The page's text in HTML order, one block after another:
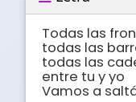
Todas las
todas las
todas las
entre tu y yo
Vamos a